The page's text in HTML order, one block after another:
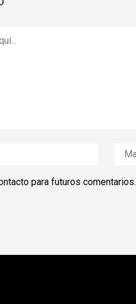
para futuros comentarios.